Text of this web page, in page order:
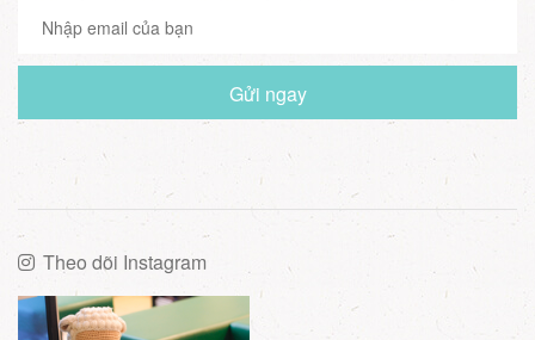
Gửi ngay
Theo dõi Instagram